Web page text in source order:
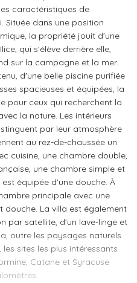
caractéristiques de
Située dans une position
la propriété jouit d'une
qui s'élève derrière elle,
sur la campagne et la mer.
d'une belle piscine purifiée
spacieuses et équipées, la
pour ceux qui recherchent la
la nature. Les intérieurs
par leur atmosphère
au rez-de-chaussée un
cuisine, une chambre double,
une chambre simple et
équipée d'une douche. À
principale avec une
douche. La villa est également
par satellite, d'un lave-linge et
outre les paysages naturels
sites les plus intéressants
Catane et Syracuse